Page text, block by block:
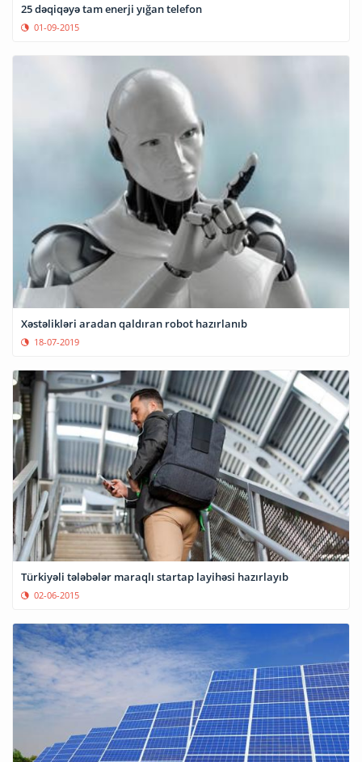
25 dəqiqəyə tam enerji yığan telefon
01-09-2015
Xəstəlikləri aradan qaldıran robot hazırlanıb
18-07-2019
Türkiyəli tələbələr maraqlı startap layihəsi hazırlayıb
02-06-2015